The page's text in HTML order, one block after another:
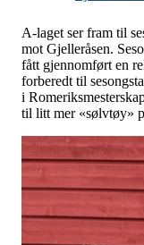
A-laget ser fram til
mot Gjelleråsen.
fått gjennomført en
forberedt til
i
til litt mer «sølvtøy»